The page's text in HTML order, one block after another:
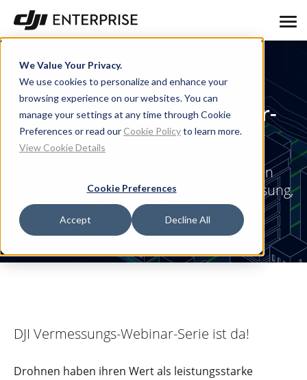
We Value Your Privacy.
We use cookies to personalize and enhance your
browsing experience on our websites. You can
manage your settings at any time through Cookie
Preferences or read our Cookie Policyto learn more.
View Cookie Details
Cookie Preferences
Accept Decline All
DJI Vermessungs-Webinar-
Serie 2022
Eine Reihe von Webinaren über Lösungen
und bewährte Verfahren für die Vermessung,
die von DJI mit unseren Partnern
veranstaltet werden
DJI Vermessungs-Webinar-Serie ist da!
Drohnen haben ihren Wert als leistungsstarke